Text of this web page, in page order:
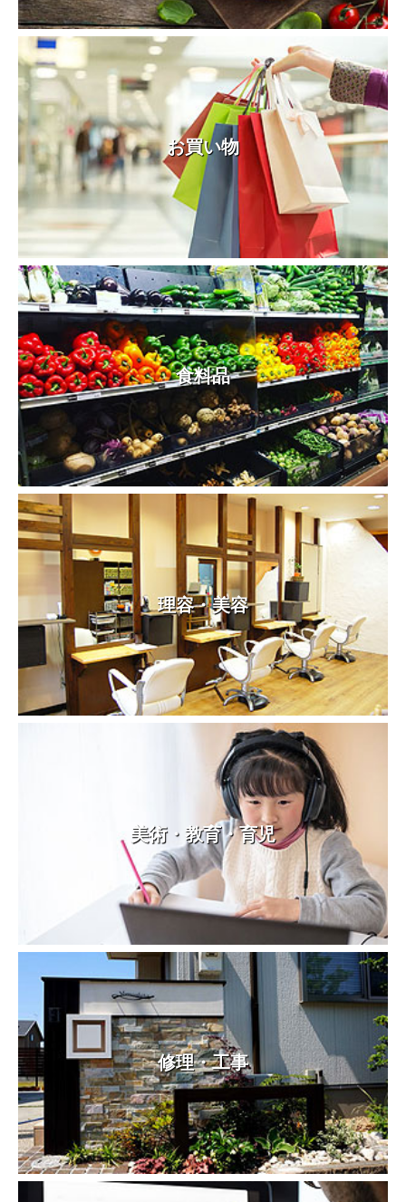
お買い物
食料品
理容・美容
美術・教育・育児
修理・工事